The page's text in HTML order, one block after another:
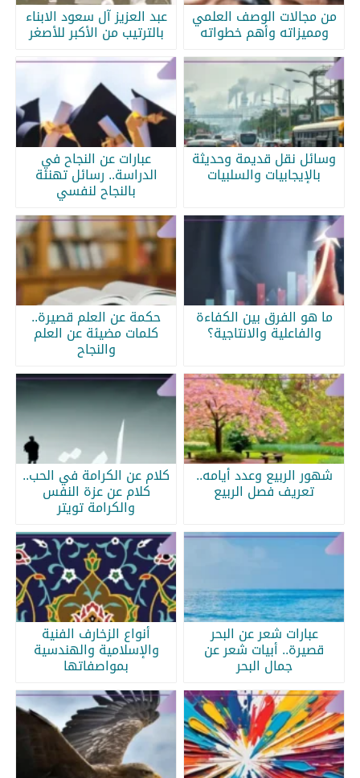
من مجالات الوصف العلمي
ومميزاته وأهم خطواته
عبد العزيز آل سعود الابناء
بالترتيب من الأكبر للأصغر
وسائل نقل قديمة وحديثة
بالإيجابيات والسلبيات
عبارات عن النجاح في
الدراسة.. رسائل تهنئة
بالنجاح لنفسي
ما هو الفرق بين الكفاءة
والفاعلية والانتاجية؟
حكمة عن العلم قصيرة..
كلمات مضيئة عن العلم
والنجاح
شهور الربيع وعدد أيامه..
تعريف فصل الربيع
كلام عن الكرامة في الحب..
كلام عن عزة النفس
والكرامة تويتر
عبارات شعر عن البحر
قصيرة.. أبيات شعر عن
جمال البحر
أنواع الزخارف الفنية
والإسلامية والهندسية
بمواصفاتها